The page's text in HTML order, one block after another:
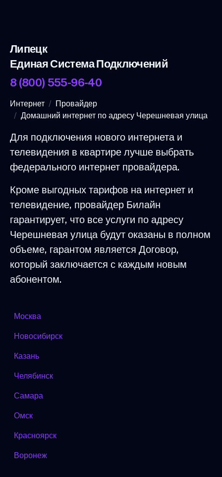
Липецк
Единая Система Подключений
8 (800) 555-96-40
Интернет
Провайдер
Домашний интернет по адресу Черешневая улица
Для подключения нового интернета и
телевидения в квартире лучше выбрать
федерального интернет провайдера.
Кроме выгодных тарифов на интернет и
телевидение, провайдер Билайн
гарантирует, что все услуги по адресу
Черешневая улица будут оказаны в полном
объеме, гарантом является Договор,
который заключается с каждым новым
абонентом.
Москва
Новосибирск
Казань
Челябинск
Самара
Омск
Красноярск
Воронеж